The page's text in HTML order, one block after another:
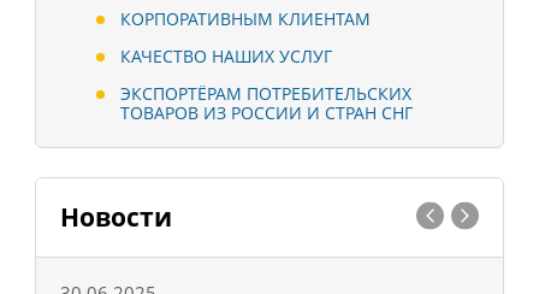
КОРПОРАТИВНЫМ КЛИЕНТАМ
КАЧЕСТВО НАШИХ УСЛУГ
ЭКСПОРТЁРАМ ПОТРЕБИТЕЛЬСКИХ
ТОВАРОВ ИЗ РОССИИ И СТРАН СНГ
Новости